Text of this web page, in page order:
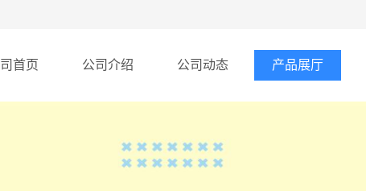
首页 公司介绍 公司动态 产品展厅